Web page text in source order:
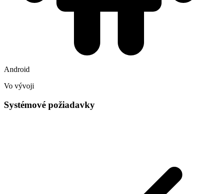
Android
Vo vývoji
Systémové požiadavky